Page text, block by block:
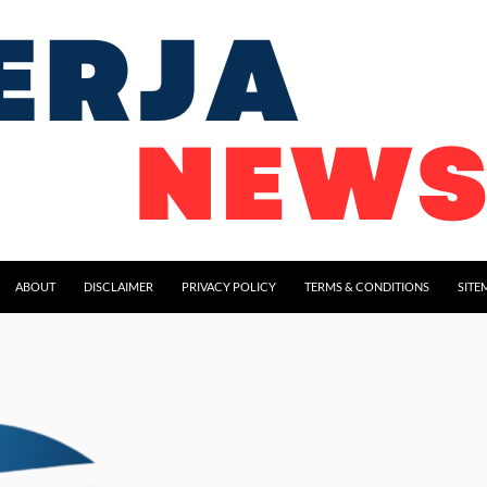
ABOUT DISCLAIMER PRIVACY POLICY TERMS & CONDITIONS